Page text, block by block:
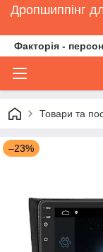
Дропшиппінг
Факторія -
Товари та
–23%